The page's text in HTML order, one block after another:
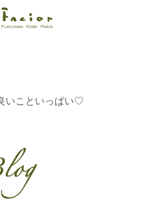
シオー
トータ
案しま
す。
いこといっぱい♡